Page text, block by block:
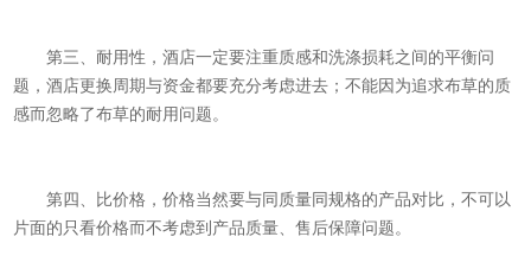
第三、耐用性，酒店一定要注重质感和洗涤损耗之间的平衡问
题，酒店更换周期与资金都要充分考虑进去；不能因为追求布草的质
感而忽略了布草的耐用问题。
第四、比价格，价格当然要与同质量同规格的产品对比，不可以
片面的只看价格而不考虑到产品质量、售后保障问题。